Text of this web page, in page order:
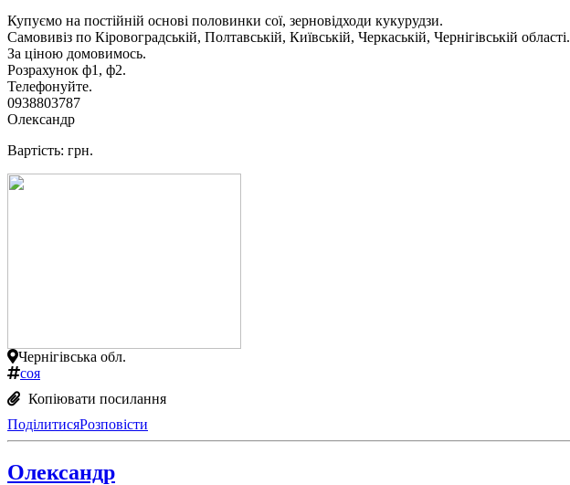
Купуємо на постійній основі половинки сої, зерновідходи кукурудзи.
Самовивіз по Кіровоградській, Полтавській, Київській, Черкаській, Чернігівській області.
За ціною домовимось.
Розрахунок ф1, ф2.
Телефонуйте.
0938803787
Олександр
Вартість: грн.
Чернігівська обл.
соя
Копіювати посилання
ПоділитисяРозповісти
Олександр